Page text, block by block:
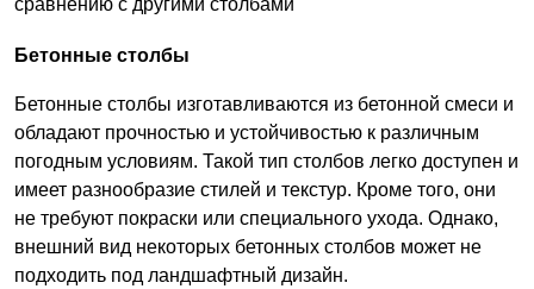
Бетонные столбы
Бетонные столбы изготавливаются из бетонной смеси и
обладают прочностью и устойчивостью к различным
погодным условиям. Такой тип столбов легко доступен и
имеет разнообразие стилей и текстур. Кроме того, они
не требуют покраски или специального ухода. Однако,
внешний вид некоторых бетонных столбов может не
подходить под ландшафтный дизайн.